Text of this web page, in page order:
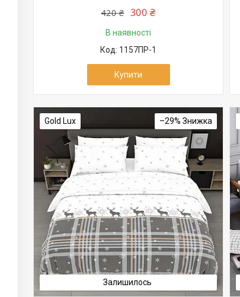
420 ₴ 300 ₴
В наявності
1157ПР-1
Купити
Gold Lux –29%
Залишилось